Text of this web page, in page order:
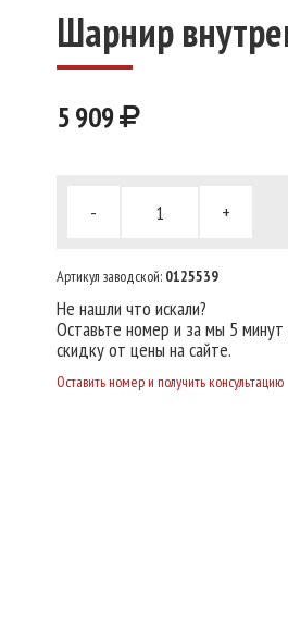
Шарнир
5 909
- +
Артикул заводской: 0125539
Не нашли что искали?
Оставьте номер и за мы 5
скидку от цены на сайте.
Оставить номер и получить консультацию